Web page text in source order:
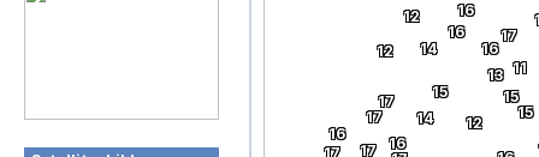
17
12
16 17
16
17
17
16
12
16
12
13
14
11
14
17
16
15
15
15